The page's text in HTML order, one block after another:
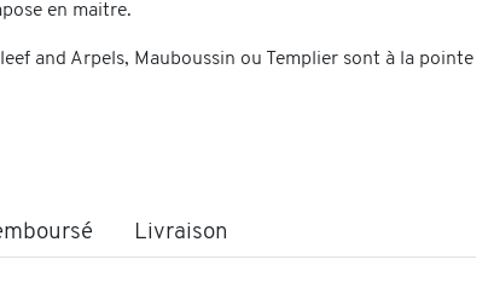
en maitre.
and Arpels, Mauboussin ou Templier sont à la pointe
Livraison